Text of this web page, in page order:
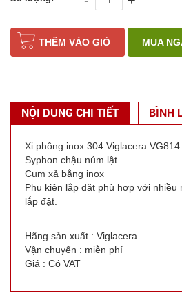
THÊM VÀO GIỎ MUA
NỘI DUNG CHI TIẾT BÌNH
Xi phông inox 304 Viglacera VG814
Syphon chậu núm lật
Cụm xả bằng inox
Phụ kiện lắp đặt phù hợp với nhiều
lắp đặt.
Hãng sản xuất : Viglacera
Vận chuyển : miễn phí
Giá : Có VAT